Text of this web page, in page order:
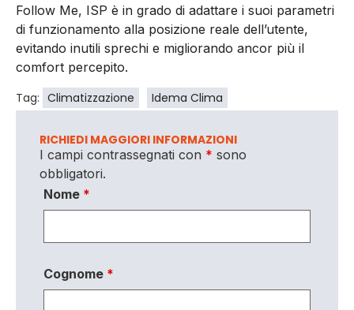
Follow Me, ISP è in grado di adattare i suoi parametri
di funzionamento alla posizione reale dell’utente,
evitando inutili sprechi e migliorando ancor più il
comfort percepito.
Tag: Climatizzazione Idema Clima
RICHIEDI MAGGIORI INFORMAZIONI
I campi contrassegnati con * sono
obbligatori.
Nome *
Cognome *